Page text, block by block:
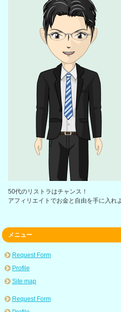
50代のリストラはチャンス！
アフィリエイトでお金と自由を手に入れ
メニュー
Request Form
Profile
Site map
Request Form